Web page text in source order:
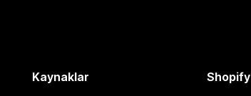
Kaynaklar Shopify